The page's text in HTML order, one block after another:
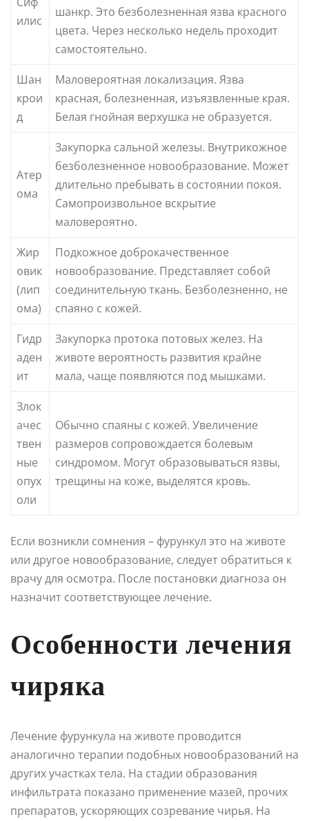
илис
шанкр. Это безболезненная язва красного
цвета. Через несколько недель проходит
самостоятельно.
Шан
крои
д
Маловероятная локализация. Язва
красная, болезненная, изъязвленные края.
Белая гнойная верхушка не образуется.
Атер
ома
Закупорка сальной железы. Внутрикожное
безболезненное новообразование. Может
длительно пребывать в состоянии покоя.
Самопроизвольное вскрытие
маловероятно.
Жир
овик
(лип
ома)
Подкожное доброкачественное
новообразование. Представляет собой
соединительную ткань. Безболезненно, не
спаяно с кожей.
Гидр
аден
ит
Закупорка протока потовых желез. На
животе вероятность развития крайне
мала, чаще появляются под мышками.
Злок
ачес
твен
ные
опух
оли
Обычно спаяны с кожей. Увеличение
размеров сопровождается болевым
синдромом. Могут образовываться язвы,
трещины на коже, выделятся кровь.
Если возникли сомнения – фурункул это на животе
или другое новообразование, следует обратиться к
врачу для осмотра. После постановки диагноза он
назначит соответствующее лечение.
Особенности лечения
чиряка
Лечение фурункула на животе проводится
аналогично терапии подобных новообразований на
других участках тела. На стадии образования
инфильтрата показано применение мазей, прочих
препаратов, ускоряющих созревание чирья. На